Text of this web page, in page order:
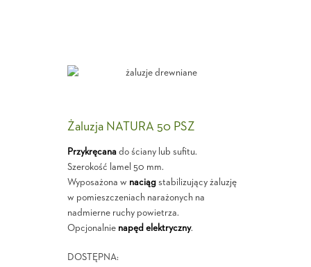
Żaluzja NATURA 50 PSZ
Przykręcanado ściany lub sufitu.
Szerokość lamel 50 mm.
Wyposażona w naciągstabilizujący żaluzję
w pomieszczeniach narażonych na
nadmierne ruchy powietrza.
Opcjonalnie napęd elektryczny.
DOSTĘPNA: